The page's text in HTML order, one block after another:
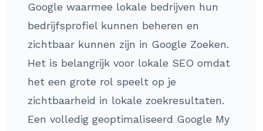
Google waarmee lokale bedrijven hun
bedrijfsprofiel kunnen beheren en
zichtbaar kunnen zijn in Google Zoeken.
Het is belangrijk voor lokale SEO omdat
het een grote rol speelt op je
zichtbaarheid in lokale zoekresultaten.
Een volledig geoptimaliseerd Google My